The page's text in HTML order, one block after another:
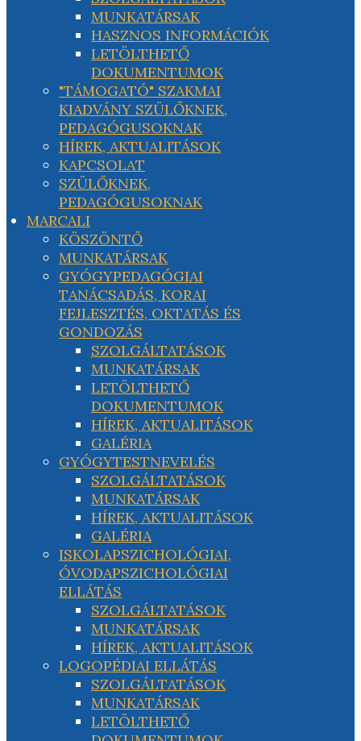
MUNKATÁRSAK
HASZNOS INFORMÁCIÓK
LETÖLTHETŐ
DOKUMENTUMOK
"TÁMOGATÓ" SZAKMAI
KIADVÁNY SZÜLŐKNEK,
PEDAGÓGUSOKNAK
HÍREK, AKTUALITÁSOK
KAPCSOLAT
SZÜLŐKNEK,
PEDAGÓGUSOKNAK
MARCALI
KÖSZÖNTŐ
MUNKATÁRSAK
GYÓGYPEDAGÓGIAI
TANÁCSADÁS, KORAI
FEJLESZTÉS, OKTATÁS ÉS
GONDOZÁS
SZOLGÁLTATÁSOK
MUNKATÁRSAK
LETÖLTHETŐ
DOKUMENTUMOK
HÍREK, AKTUALITÁSOK
GALÉRIA
GYÓGYTESTNEVELÉS
SZOLGÁLTATÁSOK
MUNKATÁRSAK
HÍREK, AKTUALITÁSOK
GALÉRIA
ISKOLAPSZICHOLÓGIAI,
ÓVODAPSZICHOLÓGIAI
ELLÁTÁS
SZOLGÁLTATÁSOK
MUNKATÁRSAK
HÍREK, AKTUALITÁSOK
LOGOPÉDIAI ELLÁTÁS
SZOLGÁLTATÁSOK
MUNKATÁRSAK
LETÖLTHETŐ